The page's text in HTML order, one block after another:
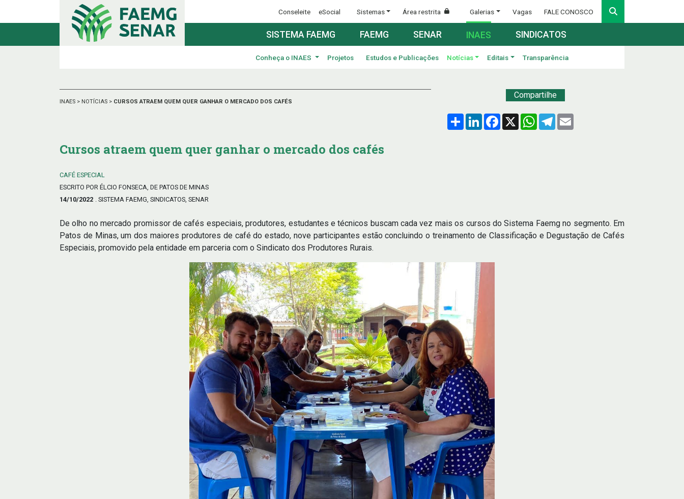
Conseleite eSocial Sistemas Área restrita Galerias Vagas FALE CONOSCO
SISTEMA FAEMG FAEMG SENAR INAES SINDICATOS
Conheça o INAES Projetos Estudos e Publicações Notícias Editais Transparência
INAES > NOTÍCIAS > CURSOS ATRAEM QUEM QUER GANHAR O MERCADO DOS CAFÉS
Compartilhe
Compartilhar
LinkedInFacebook
X WhatsApp
Telegram
Cursos atraem quem quer ganhar o mercado dos cafés
CAFÉ ESPECIAL
ESCRITO POR ÉLCIO FONSECA, DE PATOS DE MINAS
14/10/2022 . SISTEMA FAEMG, SINDICATOS, SENAR
De olho no mercado promissor de cafés especiais, produtores, estudantes e técnicos buscam cada vez mais os cursos do Sistema Faemg no segmento. Em
Patos de Minas, um dos maiores produtores de café do estado, nove participantes estão concluindo o treinamento de Classificação e Degustação de Cafés
Especiais, promovido pela entidade em parceria com o Sindicato dos Produtores Rurais.